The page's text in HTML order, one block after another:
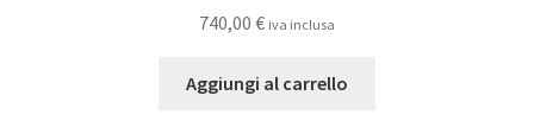
nella
del
740,00 € iva inclusa
Aggiungi al carrello